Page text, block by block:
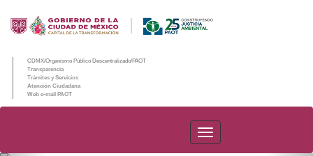
CDMX/Organismo Público Descentralizado/PAOT
Transparencia
Trámites y Servicios
Atención Ciudadana
Web e-mail PAOT
PAOT